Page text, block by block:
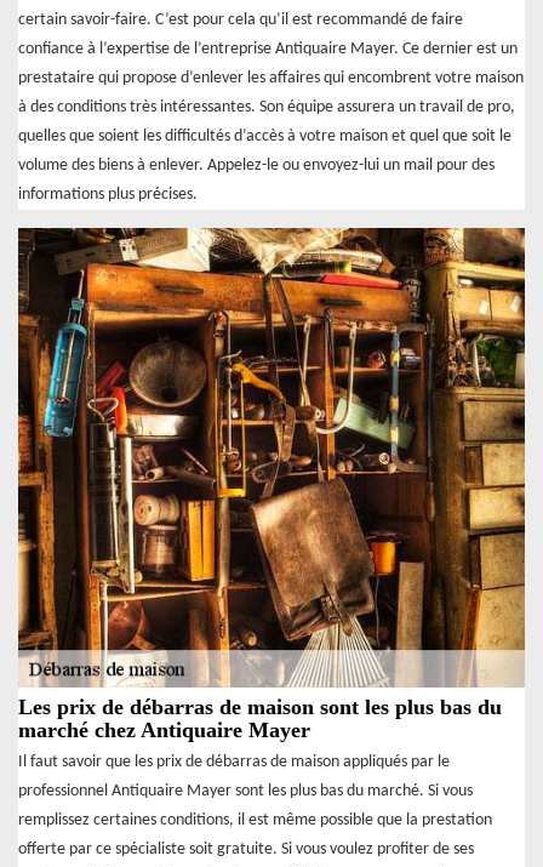
certain savoir-faire. C’est pour cela qu’il est recommandé de faire
confiance à l’expertise de l’entreprise Antiquaire Mayer. Ce dernier est un
prestataire qui propose d’enlever les affaires qui encombrent votre maison
à des conditions très intéressantes. Son équipe assurera un travail de pro,
quelles que soient les difficultés d’accès à votre maison et quel que soit le
volume des biens à enlever. Appelez-le ou envoyez-lui un mail pour des
informations plus précises.
Les prix de débarras de maison sont les plus bas du
marché chez Antiquaire Mayer
Il faut savoir que les prix de débarras de maison appliqués par le
professionnel Antiquaire Mayer sont les plus bas du marché. Si vous
remplissez certaines conditions, il est même possible que la prestation
offerte par ce spécialiste soit gratuite. Si vous voulez profiter de ses